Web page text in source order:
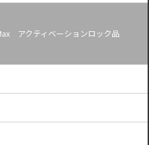
アクティベーションロック品